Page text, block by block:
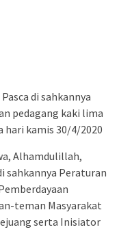
di sahkannya
pedagang kaki lima
hari kamis 30/4/2020
Alhamdulillah,
sahkannya Peraturan
teman Masyarakat
serta Inisiator